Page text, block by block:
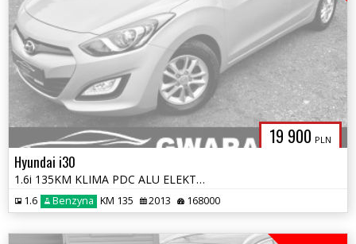
19 900 PLN
Hyundai i30
1.6i 135KM KLIMA PDC ALU ELEKTRYKA LED OPŁATY TEMAPOMAT GWARANCJA
1.6 Benzyna KM 135 2013 168000